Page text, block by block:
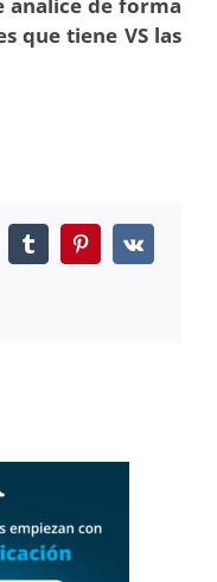
que tiene VS las
TumblrPinterest
Vk